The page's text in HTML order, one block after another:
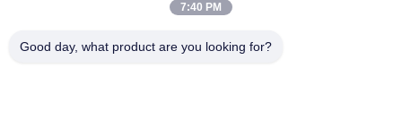
Lavage linéaire d'eau potable de machine de remplissage de
7:40 PM
Good day, what product are you looking for?